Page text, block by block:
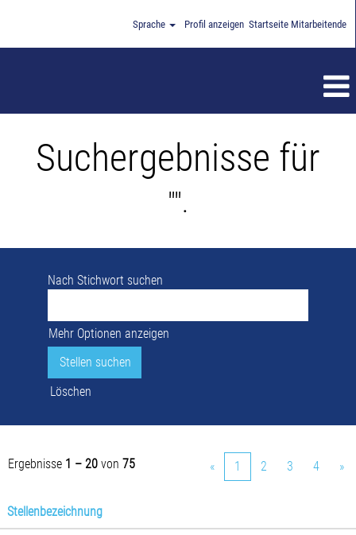
Sprache Profil anzeigen Startseite Mitarbeitende
Suchergebnisse für
"".
Nach Stichwort suchen
Mehr Optionen anzeigen
Löschen
Ergebnisse 1 – 20 von 75 « 1 2 3 4 »
Stellenbezeichnung